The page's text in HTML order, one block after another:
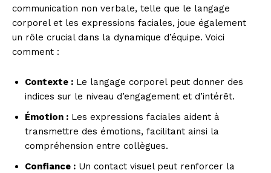
communication non verbale, telle que le langage
corporel et les expressions faciales, joue également
un rôle crucial dans la dynamique d’équipe. Voici
comment :
Contexte : Le langage corporel peut donner des
indices sur le niveau d’engagement et d’intérêt.
Émotion : Les expressions faciales aident à
transmettre des émotions, facilitant ainsi la
compréhension entre collègues.
Confiance : Un contact visuel peut renforcer la